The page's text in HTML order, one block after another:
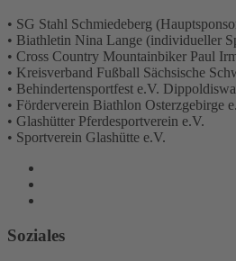
• SG Stahl Schmiedeberg
• Biathletin Nina Lange (individueller
• Cross Country Mountainbiker Paul
• Kreisverband Fußball Sächsische
• Behindertensportfest e.V.
• Förderverein Biathlon Osterzgebirge
• Glashütter Pferdesportverein e.V.
• Sportverein Glashütte e.V.
Soziales